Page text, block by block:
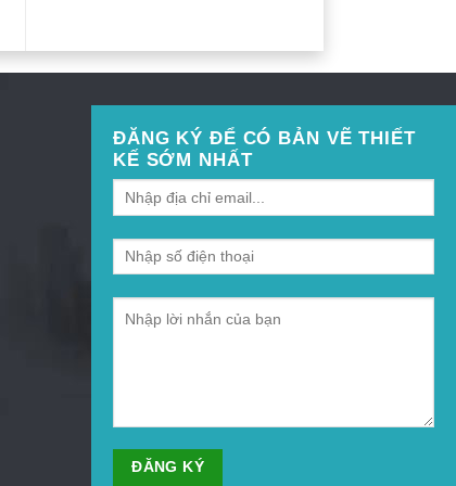
ĐĂNG KÝ ĐỂ CÓ BẢN VẼ THIẾT
KẾ SỚM NHẤT